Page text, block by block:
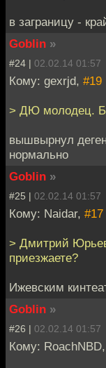
в заграницу -
Goblin »
#24 | 02.02.14 01:57
Кому: gexrjd, #19
> ДЮ молодец.
вышвырнул
нормально
Goblin »
#25 | 02.02.14 01:57
Кому: Naidar, #17
> Дмитрий
приезжаете?
Ижевским
Goblin »
#26 | 02.02.14 01:57
Кому: RoachNBD,